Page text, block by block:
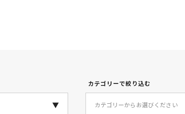
カテゴリーで絞り込む
カテゴリーからお選びください